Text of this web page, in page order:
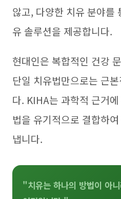
않고, 다양한 치유 분야를
유 솔루션을 제공합니다.
현대인은 복합적인 건강
단일 치유법만으로는 근
다. KIHA는 과학적 근거
법을 유기적으로 결합하
냅니다.
"치유는 하나의 방법이 아